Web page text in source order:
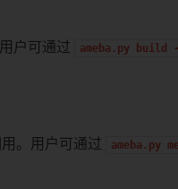
户可通过 ameba.py build
。用户可通过 ameba.py